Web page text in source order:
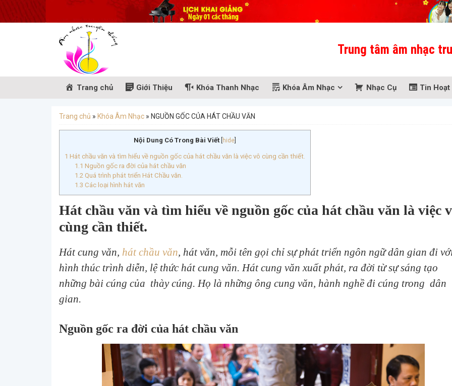
Trung tâm âm nhạc
Trang chủ Giới Thiệu Khóa Thanh Nhạc Khóa Âm Nhạc Nhạc Cụ Tin
Trang chủ » Khóa Âm Nhạc » NGUỒN GỐC CỦA HÁT CHẦU VĂN
Nội Dung Có Trong Bài Viết hide
1 Hát chầu văn và tìm hiểu về nguồn gốc của hát chầu văn là việc vô cùng cần thiết.
1.1 Nguồn gốc ra đời của hát chầu văn
1.2Quá trình phát triển Hát Chầu văn.
1.3 Các loại hình hát văn
Hát chầu văn và tìm hiểu về nguồn gốc của hát chầu văn là việc
cùng cần thiết.
Hát cung văn, hát chầu văn, hát văn, mỗi tên gọi chỉ sự phát triển ngôn ngữ dân gian đi
hình thúc trình diễn, lệ thức hát cung văn. Hát cung văn xuất phát, ra đời từ sự sáng tạo
những bài cúng của thày cúng. Họ là những ông cung văn, hành nghề đi cúng trong dân
gian.
Nguồn gốc ra đời của hát chầu văn